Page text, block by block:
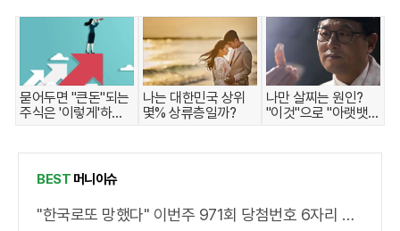
묻어두면 "큰돈"되는
주식은 '이렇게'하면
나는 대한민국 상위
몇% 상류층일까?
나만 살찌는 원인?
"이것"으로 "아랫뱃
BEST 머니이슈
"한국로또 망했다" 이번주 971회 당첨번호 6자리 모두 유출...관계자 실수로 "비상"!